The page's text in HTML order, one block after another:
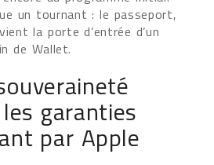
un tournant : le passeport,
la porte d’entrée d’un
de Wallet.
garanties
par Apple